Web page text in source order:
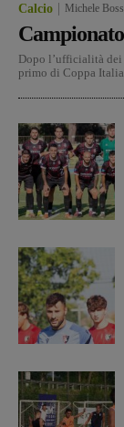
Calcio Michele
Dopo l’ufficialità
primo di Coppa